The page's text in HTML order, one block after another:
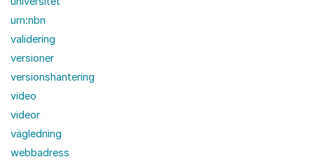
urn:nbn
validering
versioner
versionshantering
video
videor
vägledning
webbadress